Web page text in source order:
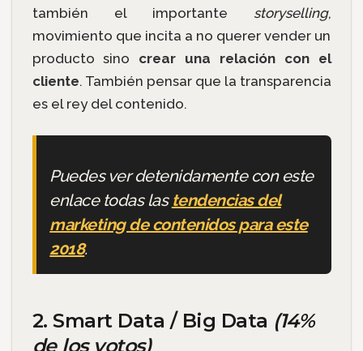
también el importante storyselling,
movimiento que incita a no querer vender un
producto sino crear una relación con el
cliente. También pensar que la transparencia
es el rey del contenido.
Puedes ver detenidamente con este
enlace todas las tendencias del
marketing de contenidos para este
2018.
2. Smart Data / Big Data (14%
de los votos)